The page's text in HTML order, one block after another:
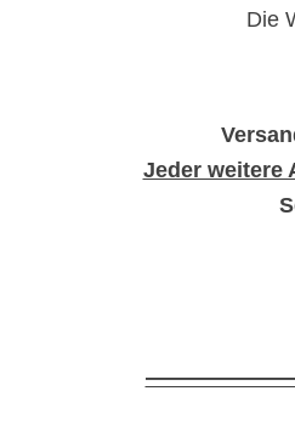
Die
Jeder weitere